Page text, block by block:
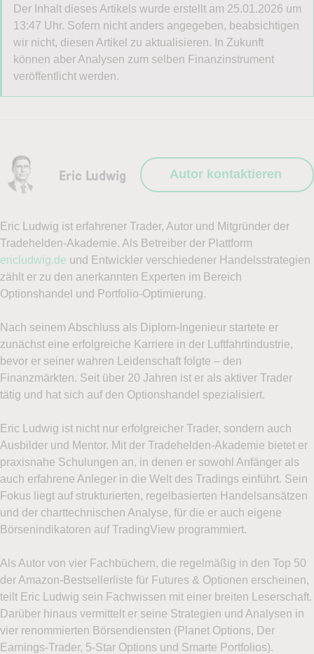
Marktanalysen von unseren Börsenexperten. Die
optimale Unterstützung für Ihren Trading-Erfolg.
Ja Nein
Ich möchte den Newsletter
damit die neuesten Tradeideen für Optionen per E-Mail
Ja Nein
Ich stimme zu, das Demokonto bzw. den mehrmals
pro Woche erscheinenden Newsletter
Optionsreport von LYNX zu erhalten. Mit der
LYNX mir regelmäßige Werbe-E-Mails mit
Angeboten, Neuigkeiten und weiteren
Marketingnachrichten zusenden darf. Ich kann
oder per E-Mail anservice@lynxbroker.de
Übermittlungskosten nach den Basistarifen
Datenschutz finden Sie in der
Datenschutzerklärung
Ich stimme zu, das Demokonto bzw. den mehrmals
Optionsreport von LYNX zu erhalten. Mit der
Eröffnung des Demokontos stimme ich zu, dass
LYNX mir regelmäßige Werbe-E-Mails mit
Angeboten, Neuigkeiten und weiteren
Marketingnachrichten zusenden darf. Ich kann
mich jederzeit über den Abmeldelink im Newsletter
Der Inhalt dieses Artikels wurde erstellt am 25.01.2026 um
13:47 Uhr. Sofern nicht anders angegeben, beabsichtigen
wir nicht, diesen Artikel zu aktualisieren. In Zukunft
können aber Analysen zum selben Finanzinstrument
veröffentlicht werden.
Eric Ludwig Autor kontaktieren
Eric Ludwig ist erfahrener Trader, Autor und Mitgründer der
Tradehelden-Akademie. Als Betreiber der Plattform
ericludwig.de und Entwickler verschiedener Handelsstrategien
zählt er zu den anerkannten Experten im Bereich
Optionshandel und Portfolio-Optimierung.
Nach seinem Abschluss als Diplom-Ingenieur startete er
zunächst eine erfolgreiche Karriere in der Luftfahrtindustrie,
bevor er seiner wahren Leidenschaft folgte – den
Finanzmärkten. Seit über 20 Jahren ist er als aktiver Trader
tätig und hat sich auf den Optionshandel spezialisiert.
Eric Ludwig ist nicht nur erfolgreicher Trader, sondern auch
Ausbilder und Mentor. Mit der Tradehelden-Akademie bietet er
praxisnahe Schulungen an, in denen er sowohl Anfänger als
auch erfahrene Anleger in die Welt des Tradings einführt. Sein
Fokus liegt auf strukturierten, regelbasierten Handelsansätzen
und der charttechnischen Analyse, für die er auch eigene
Börsenindikatoren auf TradingView programmiert.
Als Autor von vier Fachbüchern, die regelmäßig in den Top 50
der Amazon-Bestsellerliste für Futures & Optionen erscheinen,
teilt Eric Ludwig sein Fachwissen mit einer breiten Leserschaft.
Darüber hinaus vermittelt er seine Strategien und Analysen in
vier renommierten Börsendiensten (Planet Options, Der
Earnings-Trader, 5-Star Options und Smarte Portfolios).